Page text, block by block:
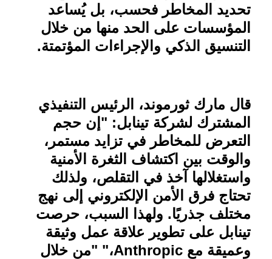
تحديد المخاطر فحسب، بل يُساعد
المؤسسات على الحد منها من خلال
التنسيق الذكي والإجراءات المؤتمتة.
قال مارك ثورموند، الرئيس التنفيذي
المشترك لشركة تينابل: "إن حجم
التعرض للمخاطر في تزايد مستمر،
والوقت بين اكتشاف الثغرة الأمنية
واستغلالها آخذ في التقلص، ولذلك
تحتاج فرق الأمن الإلكتروني إلى نهج
مختلف جذريًا. ولهذا السبب، حرصت
تينابل على تطوير علاقة عمل وثيقة
وعميقة مع Anthropic،" "من خلال